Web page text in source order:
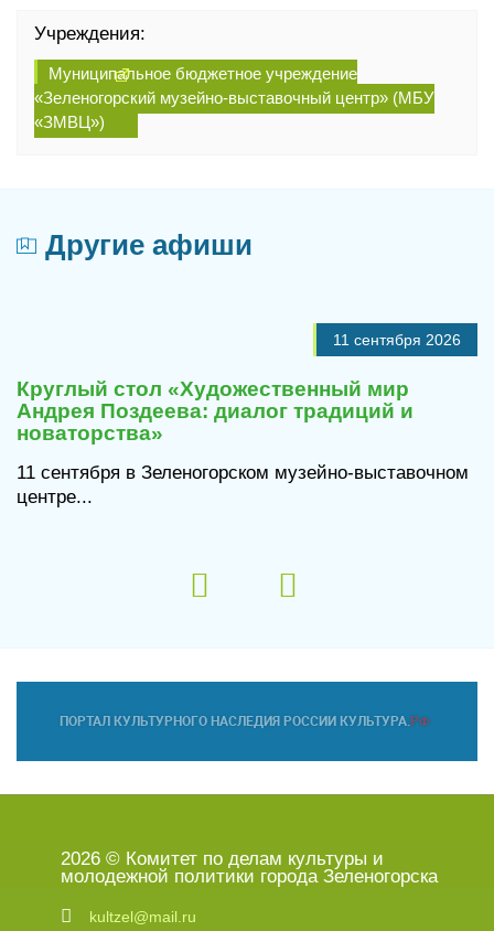
Учреждения:
Муниципальное бюджетное учреждение
«Зеленогорский музейно-выставочный центр» (МБУ
«ЗМВЦ»)
Другие афиши
11 сентября 2026
Круглый стол «Художественный мир
Андрея Поздеева: диалог традиций и
новаторства»
11 сентября в Зеленогорском музейно-выставочном
центре...
2026 © Комитет по делам культуры и
молодежной политики города Зеленогорска
kultzel@mail.ru